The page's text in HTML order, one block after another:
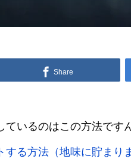
Share
いるのはこの方法ですん
る方法（地味に貯まり